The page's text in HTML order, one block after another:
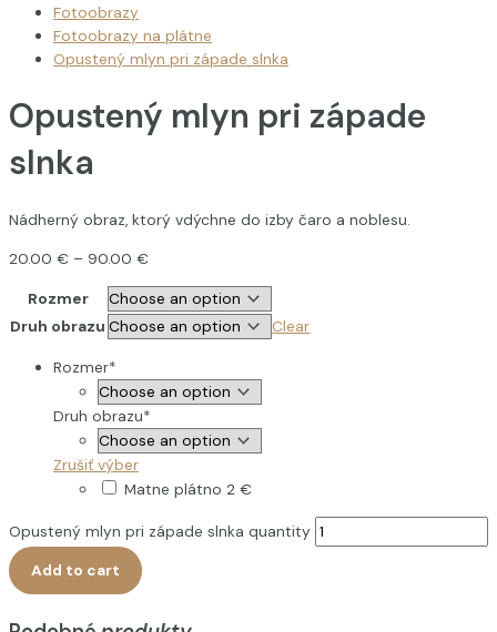
Fotoobrazy
Fotoobrazy na plátne
Opustený mlyn pri západe slnka
Opustený mlyn pri západe
slnka
Nádherný obraz, ktorý vdýchne do izby čaro a noblesu.
20.00 € – 90.00 €
Rozmer
Druh obrazu
Clear
Rozmer*
Druh obrazu*
Zrušiť výber
Matne plátno 2 €
Opustený mlyn pri západe slnka quantity
Add to cart